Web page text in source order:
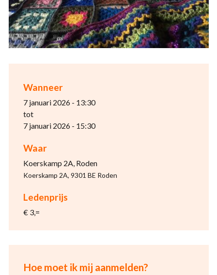
Wanneer
7 januari 2026 - 13:30
tot
7 januari 2026 - 15:30
Waar
Koerskamp 2A, Roden
Koerskamp 2A, 9301 BE Roden
Ledenprijs
€ 3,=
Hoe moet ik mij aanmelden?